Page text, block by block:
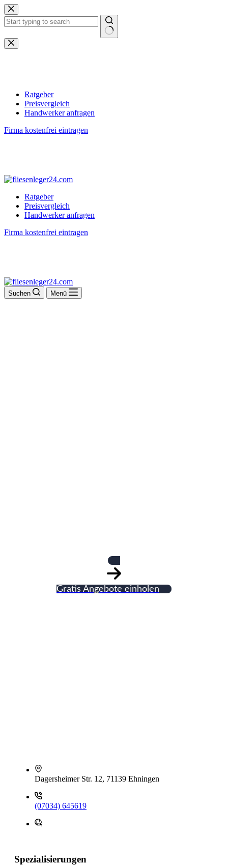
Zum
Inhalt
springen
Keine
Ergebnisse
Ratgeber
Preisvergleich
Handwerker anfragen
Firma kostenfrei eintragen
Ratgeber
Preisvergleich
Handwerker anfragen
Firma kostenfrei eintragen
Suchen Menü
Gratis Angebote einholen
Dagersheimer Str. 12, 71139 Ehningen
(07034) 645619
Spezialisierungen